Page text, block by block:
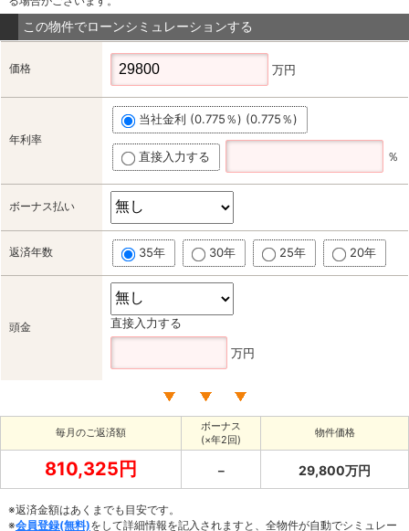
この物件でローンシミュレーションする
価格 万円
年利率
当社金利 (0.775％) (0.775％)
直接入力する ％
ボーナス払い
返済年数 35年 30年 25年 20年
頭金 直接入力する
万円
毎月のご返済額
ボーナス
(×年2回)
物件価格
810,325円 － 29,800万円
※返済金額はあくまでも目安です。
※会員登録(無料)をして詳細情報を記入されますと、全物件が自動でシミュレー